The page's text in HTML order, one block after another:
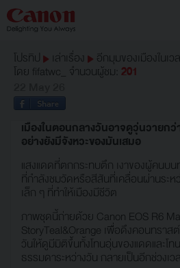
โปรทิป
เล่าเรื่อง อีกมุมของเมืองในเ
โดย fifatwc_ จำนวนผู้ชม: 201
เมืองในตอนกลางวันอาจดูวุ่นวายก
อย่างยังมีจังหวะของมันเสมอ
แสงแดดที่ตกกระทบตึก เงาของผู้คนบน
ที่กำลังชมวัดหรือสีสันที่เคลื่อนผ่านระห
เล็ก ๆ ที่ทำให้เมืองมีชีวิต
ภาพชุดนี้ถ่ายด้วย Canon EOS R6
StoryTeal&Orange เพื่อดึงคอนทราสต์
วันให้ดูมีมิติขึ้นทั้งโทนอุ่นของแดดและโท
ธรรมดาระหว่างวัน กลายเป็นอีกช่วงเ